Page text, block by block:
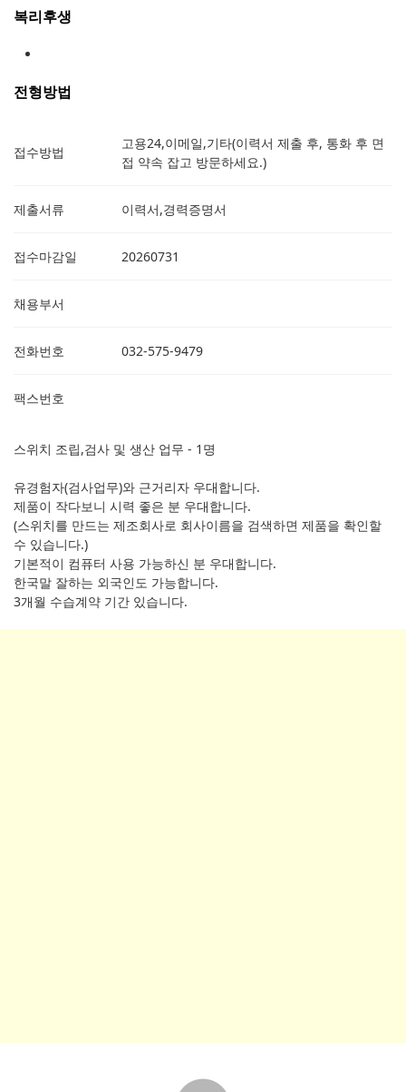
복리후생
전형방법
접수방법
고용24,이메일,기타(이력서 제출 후, 통화 후 면
접 약속 잡고 방문하세요.)
제출서류 이력서,경력증명서
접수마감일 20260731
채용부서
전화번호 032-575-9479
팩스번호
스위치 조립,검사 및 생산 업무 - 1명
유경험자(검사업무)와 근거리자 우대합니다.
제품이 작다보니 시력 좋은 분 우대합니다.
(스위치를 만드는 제조회사로 회사이름을 검색하면 제품을 확인할
수 있습니다.)
기본적이 컴퓨터 사용 가능하신 분 우대합니다.
한국말 잘하는 외국인도 가능합니다.
3개월 수습계약 기간 있습니다.